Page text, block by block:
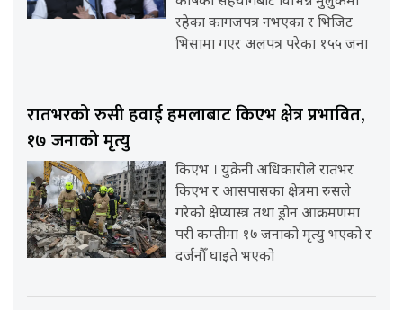
रहेका कागजपत्र नभएका र भिजिट
भिसामा गएर अलपत्र परेका १५५ जना
रातभरको रुसी हवाई हमलाबाट किएभ क्षेत्र प्रभावित,
१७ जनाको मृत्यु
किएभ । युक्रेनी अधिकारीले रातभर
किएभ र आसपासका क्षेत्रमा रुसले
गरेको क्षेप्यास्त्र तथा ड्रोन आक्रमणमा
परी कम्तीमा १७ जनाको मृत्यु भएको र
दर्जनौँ घाइते भएको